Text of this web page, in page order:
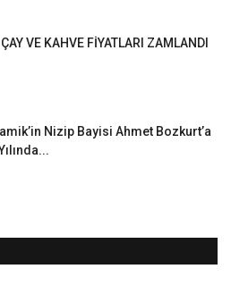
VE KAHVE FİYATLARI ZAMLANDI
Nizip Bayisi Ahmet Bozkurt’a